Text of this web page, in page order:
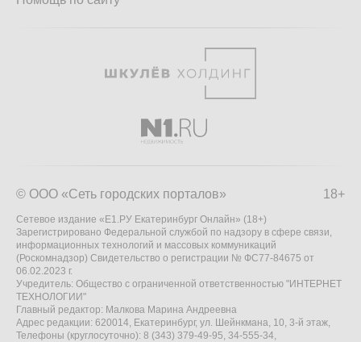
18+
© ООО «Сеть городских порталов»
Сетевое издание «Е1.РУ Екатеринбург Онлайн» (18+)
Зарегистрировано Федеральной службой по надзору в сфере связи,
информационных технологий и массовых коммуникаций
(Роскомнадзор) Свидетельство о регистрации № ФС77-84675 от
06.02.2023 г.
Учредитель: Общество с ограниченной ответственностью "ИНТЕРНЕТ
ТЕХНОЛОГИИ"
Главный редактор: Малкова Марина Андреевна
Адрес редакции: 620014, Екатеринбург, ул. Шейнкмана, 10, 3-й этаж,
Телефоны (круглосуточно): 8 (343) 379-49-95, 34-555-34,